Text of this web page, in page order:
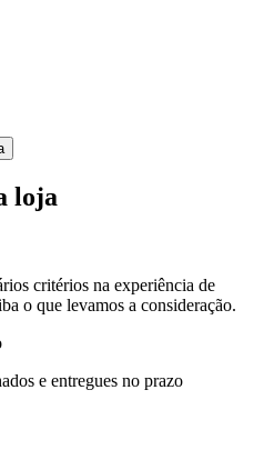
loja
critérios na experiência de
o que levamos a consideração.
e entregues no prazo